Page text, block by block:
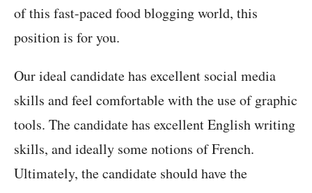
of this fast-paced food blogging world, this
position is for you.
Our ideal candidate has excellent social media
skills and feel comfortable with the use of graphic
tools. The candidate has excellent English writing
skills, and ideally some notions of French.
Ultimately, the candidate should have the